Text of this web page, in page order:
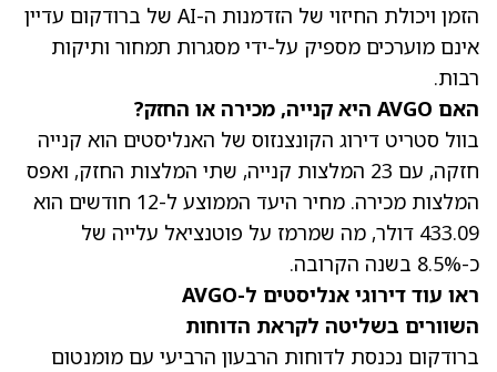
הזמן ויכולת החיזוי של הזדמנות ה-AI של ברודקום עדיין
אינם מוערכים מספיק על-ידי מסגרות תמחור ותיקות
רבות.
האם AVGO היא קנייה, מכירה או החזק?
בוול סטריט דירוג הקונצנזוס של האנליסטים הוא קנייה
חזקה, עם 23 המלצות קנייה, שתי המלצות החזק, ואפס
המלצות מכירה.
מחיר היעד הממוצע ל-12 חודשים הוא
433.09 דולר
, מה שמרמז על פוטנציאל עלייה של
כ-8.5% בשנה הקרובה.
ראו עוד דירוגי אנליסטים ל-AVGO
השוורים בשליטה לקראת הדוחות
ברודקום נכנסת לדוחות הרבעון הרביעי עם מומנטום